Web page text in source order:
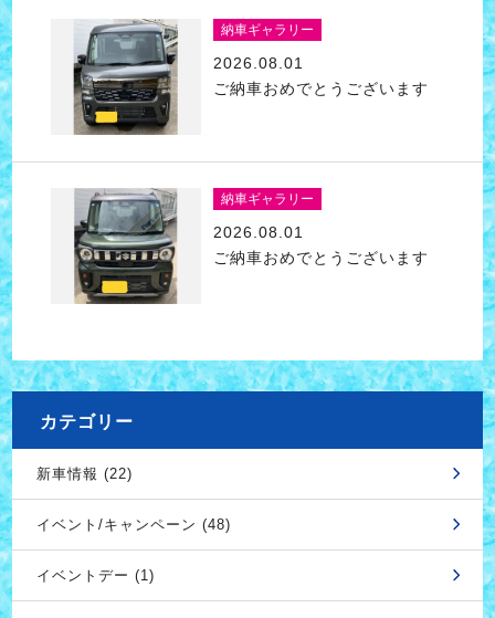
納車ギャラリー
2026.08.01
ご納車おめでとうございます
納車ギャラリー
2026.08.01
ご納車おめでとうございます
カテゴリー
新車情報 (22)
イベント/キャンペーン (48)
イベントデー (1)